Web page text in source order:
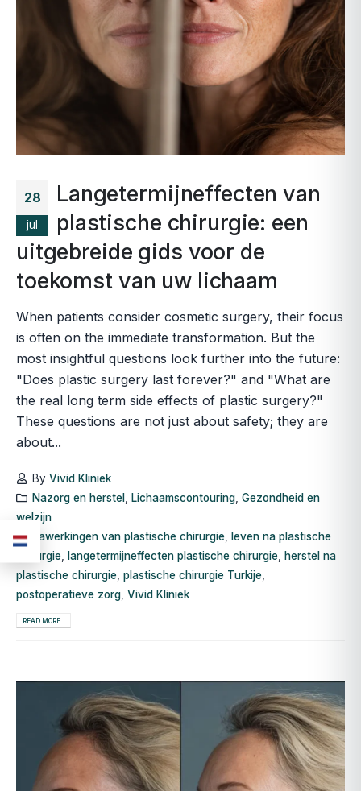
28
jul
Langetermijneffecten van
plastische chirurgie: een
uitgebreide gids voor de
toekomst van uw lichaam
When patients consider cosmetic surgery, their focus
is often on the immediate transformation. But the
most insightful questions look further into the future:
"Does plastic surgery last forever?" and "What are
the real long term side effects of plastic surgery?"
These questions are not just about safety; they are
about...
By Vivid Kliniek
Nazorg en herstel
Lichaamscontouring, Gezondheid en
welzijn
nawerkingen van plastische chirurgie,
leven na plastische
chirurgie
langetermijneffecten plastische chirurgie
herstel na
plastische chirurgie plastische chirurgie Turkije
postoperatieve zorg Vivid Kliniek
READ MORE...